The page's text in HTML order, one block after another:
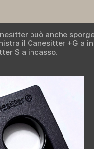
può anche
il Canesitter +G a
S a incasso.